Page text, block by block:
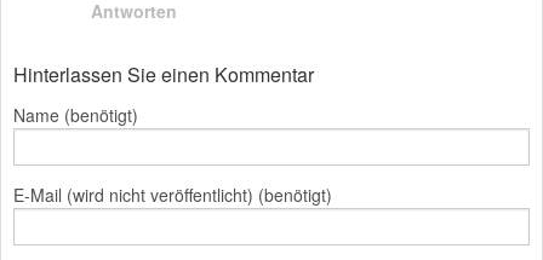
Antworten
Hinterlassen Sie einen Kommentar
Name (benötigt)
E-Mail (wird nicht veröffentlicht) (benötigt)